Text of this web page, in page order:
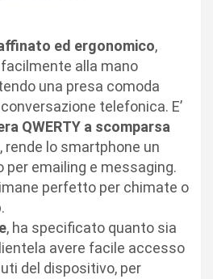
ed ergonomico,
alla mano
una presa comoda
telefonica. E’
QWERTY a scomparsa
rende lo smartphone un
emailing e messaging.
perfetto per chimate o
, ha specificato quanto sia
avere facile accesso
del dispositivo, per